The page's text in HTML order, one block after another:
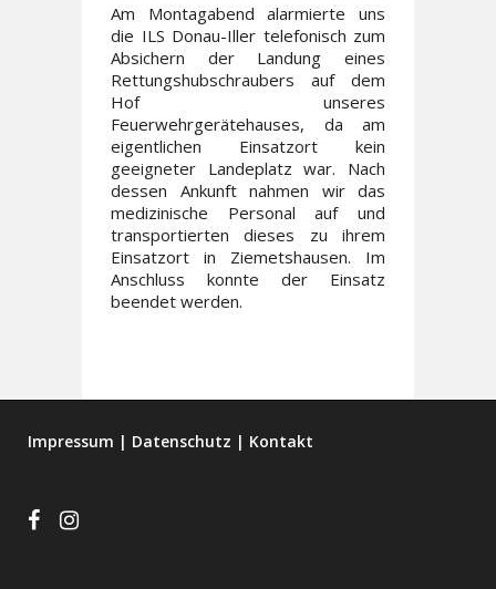
Am Montagabend alarmierte uns
die ILS Donau-Iller telefonisch zum
Absichern der Landung eines
Rettungshubschraubers auf dem
Hof unseres
Feuerwehrgerätehauses, da am
eigentlichen Einsatzort kein
geeigneter Landeplatz war. Nach
dessen Ankunft nahmen wir das
medizinische Personal auf und
transportierten dieses zu ihrem
Einsatzort in Ziemetshausen. Im
Anschluss konnte der Einsatz
beendet werden.
Impressum | Datenschutz | Kontakt